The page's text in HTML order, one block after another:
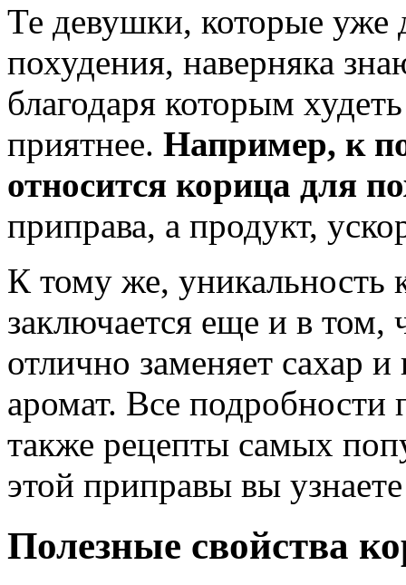
Те девушки, которые уже
похудения, наверняка
благодаря которым
приятнее. Например, к
относится корица для
приправа, а продукт,
К тому же, уникальность
заключается еще и в том,
отлично заменяет сахар
аромат. Все подробности
также рецепты самых
этой приправы вы
Полезные свойства